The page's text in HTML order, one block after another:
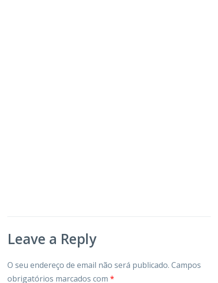
Leave a Reply
O seu endereço de email não será publicado. Campos
obrigatórios marcados com *